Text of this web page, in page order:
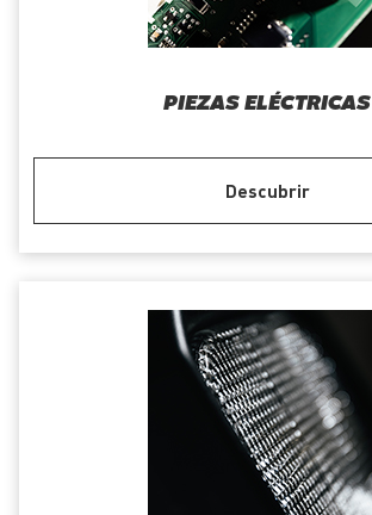
PIEZAS ELÉCTRICAS
Descubrir